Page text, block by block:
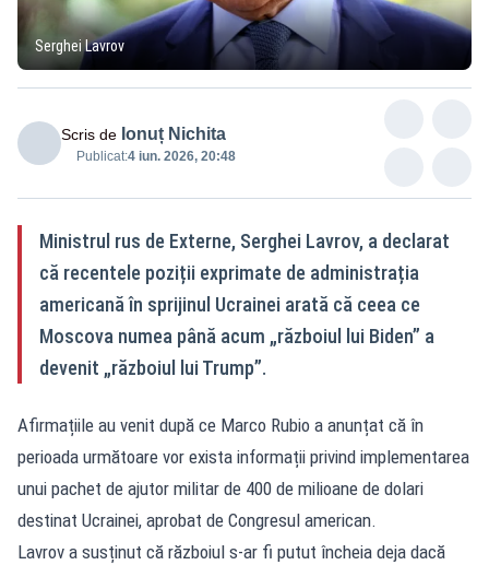
Serghei Lavrov
Scris de Ionuț Nichita
Publicat:4 iun. 2026, 20:48
Ministrul rus de Externe, Serghei Lavrov, a declarat
că recentele poziții exprimate de administrația
americană în sprijinul Ucrainei arată că ceea ce
Moscova numea până acum „războiul lui Biden” a
devenit „războiul lui Trump”.
Afirmațiile au venit după ce Marco Rubio a anunțat că în
perioada următoare vor exista informații privind implementarea
unui pachet de ajutor militar de 400 de milioane de dolari
destinat Ucrainei, aprobat de Congresul american.
Lavrov a susținut că războiul s-ar fi putut încheia deja dacă